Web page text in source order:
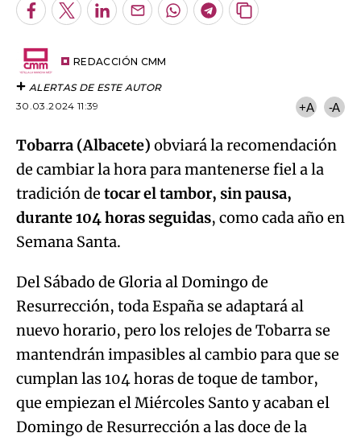
Facebook
TwitterLinkedInEnviarWhatsapp
Telegram
Copiar
REDACCIÓN CMM
ALERTAS DE ESTE AUTOR
30.03.2024 11:39
+A -A
Tobarra (Albacete) obviará la recomendación
de cambiar la hora para mantenerse fiel a la
tradición de tocar el tambor, sin pausa,
durante 104 horas seguidas, como cada año en
Semana Santa.
Del Sábado de Gloria al Domingo de
Resurrección, toda España se adaptará al
nuevo horario, pero los relojes de Tobarra se
mantendrán impasibles al cambio para que se
cumplan las 104 horas de toque de tambor,
que empiezan el Miércoles Santo y acaban el
Domingo de Resurrección a las doce de la